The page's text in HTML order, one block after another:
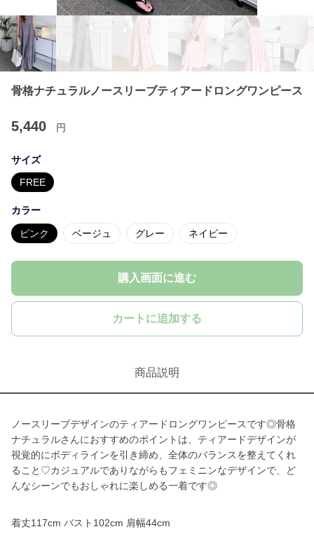
骨格ナチュラルノースリーブティアードロングワンピース
5,440 円
サイズ
FREE
カラー
ピンク ベージュ グレー ネイビー
購入画面に進む
カートに追加する
商品説明
ノースリーブデザインのティアードロングワンピースです◎骨格
ナチュラルさんにおすすめのポイントは、ティアードデザインが
視覚的にボディラインを引き締め、全体のバランスを整えてくれ
ること♡カジュアルでありながらもフェミニンなデザインで、ど
んなシーンでもおしゃれに楽しめる一着です◎
着丈117cm バスト102cm 肩幅44cm